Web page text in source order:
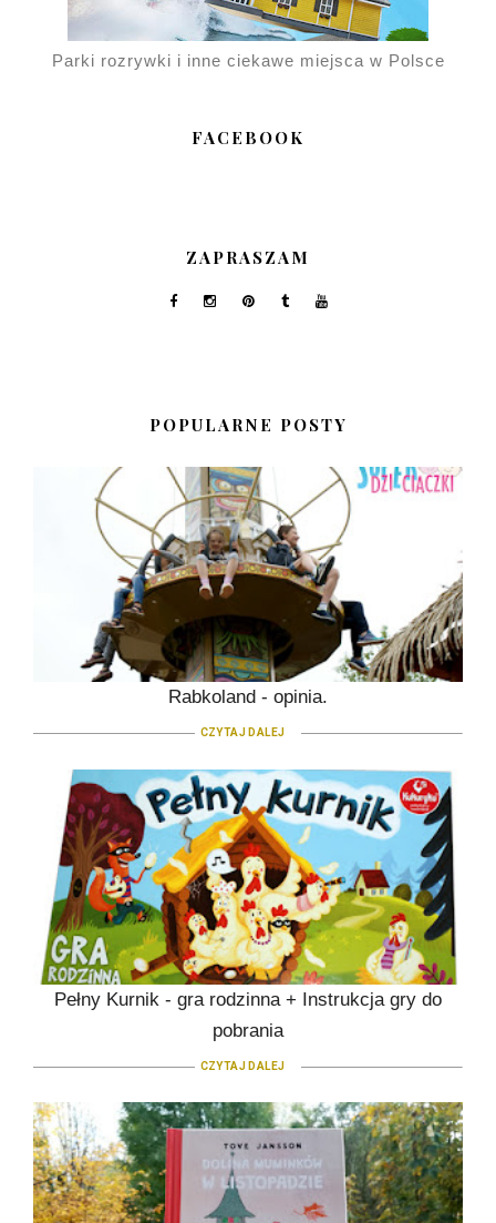
Parki rozrywki i inne ciekawe miejsca w Polsce
FACEBOOK
ZAPRASZAM
POPULARNE POSTY
Rabkoland - opinia.
CZYTAJ DALEJ
Pełny Kurnik - gra rodzinna + Instrukcja gry do
pobrania
CZYTAJ DALEJ